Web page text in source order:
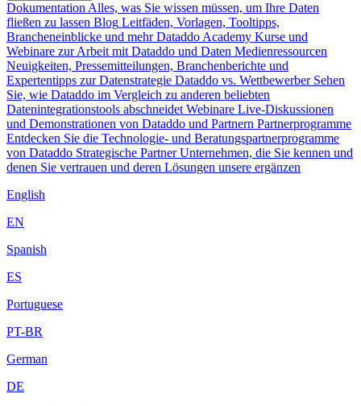
Dokumentation Alles, was Sie wissen müssen, um Ihre Daten
fließen zu lassen Blog Leitfäden, Vorlagen, Tooltipps,
Brancheneinblicke und mehr Dataddo Academy Kurse und
Webinare zur Arbeit mit Dataddo und Daten Medienressourcen
Neuigkeiten, Pressemitteilungen, Branchenberichte und
Expertentipps zur Datenstrategie Dataddo vs. Wettbewerber Sehen
Sie, wie Dataddo im Vergleich zu anderen beliebten
Datenintegrationstools abschneidet Webinare Live-Diskussionen
und Demonstrationen von Dataddo und Partnern Partnerprogramme
Entdecken Sie die Technologie- und Beratungspartnerprogramme
von Dataddo Strategische Partner Unternehmen, die Sie kennen und
denen Sie vertrauen und deren Lösungen unsere ergänzen
English
EN
Spanish
ES
Portuguese
PT-BR
German
DE